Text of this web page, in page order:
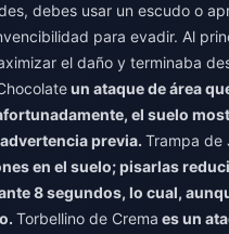
debes usar un escudo o
para evadir. Al
el daño y terminaba
un ataque de área
el suelo
previa. Trampa de
en el suelo; pisarlas
8 segundos, lo cual,
Torbellino de Crema es un